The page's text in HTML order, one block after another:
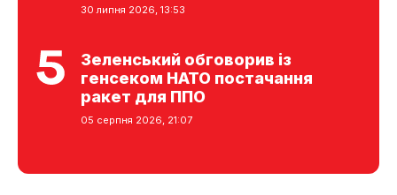
30 липня 2026, 13:53
Зеленський обговорив із
генсеком НАТО постачання
ракет для ППО
05 серпня 2026, 21:07